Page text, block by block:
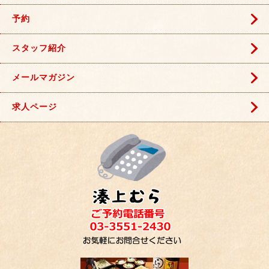
予約
スタッフ紹介
メールマガジン
求人ページ